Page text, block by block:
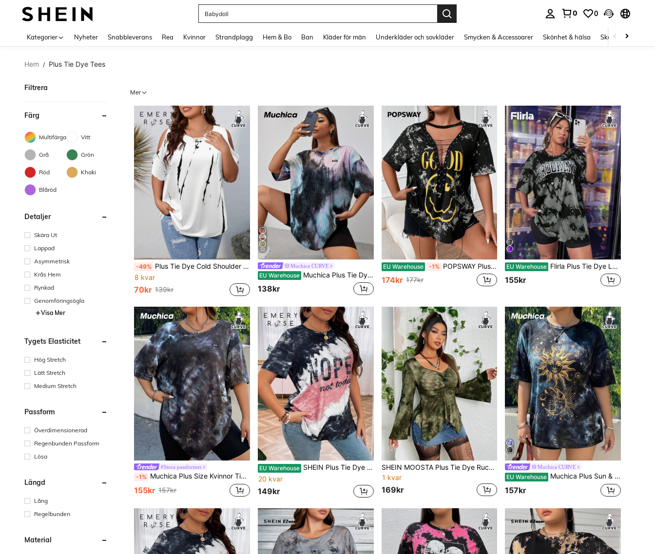
Balklänning
0 0
Kategorier Nyheter Snabbleverans Rea Kvinnor Strandplagg Hem & Bo Ban Kläder för män Underkläder och sovkläder Smycken & Accessoarer Skönhet & hälsa Skor Curve
Hem / Plus Tie Dye Tees
Filtrera
Färg
Multifärgad Vitt
Grå Grön
Röd Khaki
Blåröd
Detaljer
Skära Ut
Lappad
Asymmetrisk
Krås Hem
Rynkad
Genomföringsögla
Visa Mer
Tygets Elasticitet
Hög Stretch
Lätt Stretch
Medium Stretch
Passform
Överdimensionerad
Regenbunden Passform
Lösa
Längd
Lång
Regelbunden
Material
Mer
-49% Plus Tie Dye Cold Shoulder Tee, Women Summer Top
8 kvar
70kr 139kr
22
Muchica CURVE
EU Warehouse Muchica Plus Tie Dye Letter Patched Drop Shoulder Tee, sommar
138kr
EU Warehouse -1% POPSWAY Plus Tie Dye Cartoon Graphic Cut Out Front Tee, Women Summer Top
174kr 177kr
EU Warehouse Flirla Plus Tie Dye Letter Graphic Drop Shoulder Tee, Women Summer Top
155kr
#Stora passformer
-1% Muchica Plus Size Kvinnor Tie Dye Patch Detail Kortärmad T-shirt för sommaren
155kr 157kr
EU Warehouse SHEIN Plus Tie Dye Letter Graphic Tee, Women Summer Top
20 kvar
149kr
SHEIN MOOSTA Plus Tie Dye Ruched Asymmetrisk Hem Tee Grafiska Tees Dam Toppar
1 kvar
169kr
Muchica CURVE
EU Warehouse Muchica Plus Sun & Moon Print Tie Dye Drop Shoulder Tee, sommar
157kr